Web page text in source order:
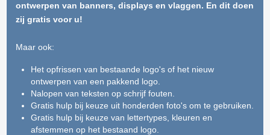
ontwerpen van banners, displays en vlaggen. En dit doen
zij gratis voor u!
Maar ook:
Het opfrissen van bestaande logo's of het nieuw
ontwerpen van een pakkend logo.
Nalopen van teksten op schrijf fouten.
Gratis hulp bij keuze uit honderden foto's om te gebruiken.
Gratis hulp bij keuze van lettertypes, kleuren en
afstemmen op het bestaand logo.